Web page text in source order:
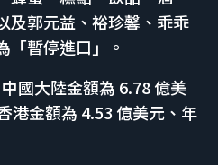
及郭元益、裕珍馨、乖乖
「暫停進口」。
國大陸金額為 6.78 億美
港金額為 4.53 億美元、年